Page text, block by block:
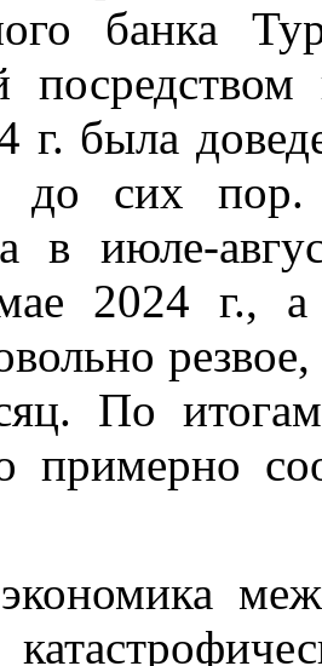
банка
г. была
до сих
в июле-
2024 г.,
По итогам
примерно